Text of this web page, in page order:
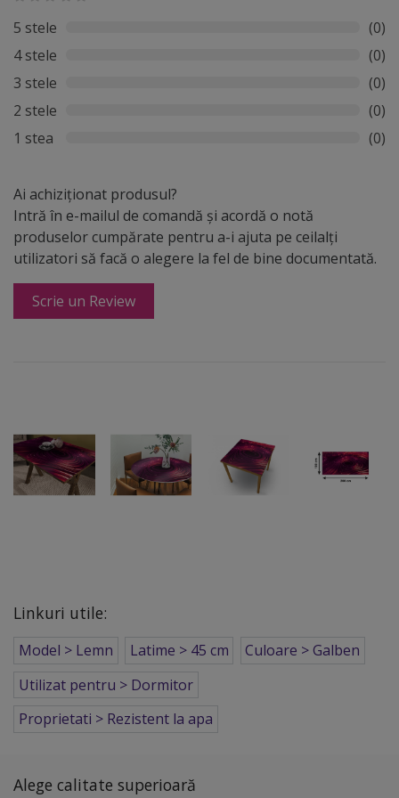
5 stele
(0)
4 stele
(0)
3 stele
(0)
2 stele
(0)
1 stea
(0)
Ai achiziționat produsul?
Intră în e-mailul de comandă și acordă o notă
produselor cumpărate pentru a-i ajuta pe ceilalți
utilizatori să facă o alegere la fel de bine documentată.
Scrie un Review
Linkuri utile:
Model > Lemn Latime > 45 cm
Culoare > Galben
Utilizat pentru > Dormitor
Proprietati > Rezistent la apa
Alege calitate superioară